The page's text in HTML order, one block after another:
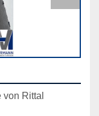
Rittal